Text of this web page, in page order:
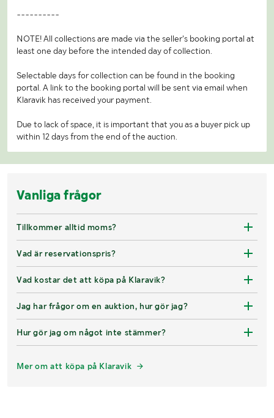
----------
NOTE! All collections are made via the seller's booking portal at
least one day before the intended day of collection.
Selectable days for collection can be found in the booking
portal. A link to the booking portal will be sent via email when
Klaravik has received your payment.
Due to lack of space, it is important that you as a buyer pick up
within 12 days from the end of the auction.
Vanliga frågor
Tillkommer alltid moms?
Vad är reservationspris?
Vad kostar det att köpa på Klaravik?
Jag har frågor om en auktion, hur gör jag?
Hur gör jag om något inte stämmer?
Mer om att köpa på Klaravik